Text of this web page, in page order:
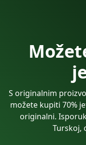
S originalnim
možete kupiti 70%
originalni.
Turskoj,